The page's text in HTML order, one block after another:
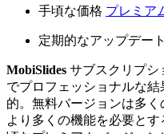
手頃な価格 プレミア
定期的なアップデー
MobiSlides サブスクリプシ
でプロフェッショナルな
的。無料バージョンは多く
より多くの機能を必要と